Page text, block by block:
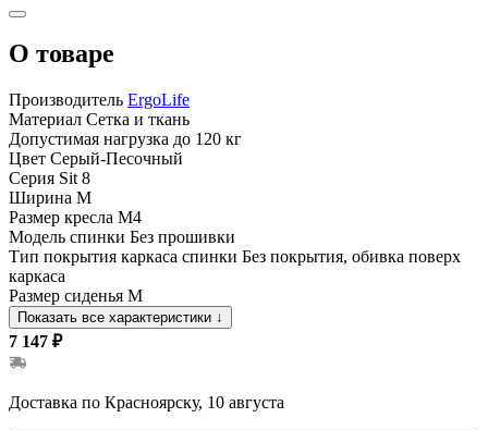
О товаре
Производитель ErgoLife
Материал Сетка и ткань
Допустимая нагрузка до 120 кг
Цвет Серый-Песочный
Серия Sit 8
Ширина M
Размер кресла M4
Модель спинки Без прошивки
Тип покрытия каркаса спинки Без покрытия, обивка поверх
каркаса
Размер сиденья M
Показать все характеристики ↓
7 147 ₽
Доставка по Красноярску, 10 августа